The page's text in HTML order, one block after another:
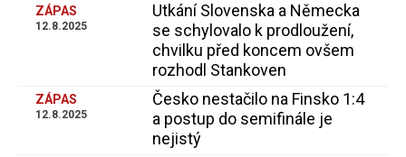
ZÁPAS
12.8.2025
Utkání Slovenska a Německa
se schylovalo k prodloužení,
chvilku před koncem ovšem
rozhodl Stankoven
ZÁPAS
12.8.2025
Česko nestačilo na Finsko 1:4
a postup do semifinále je
nejistý